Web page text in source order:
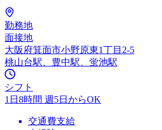
勤務地
面接地
大阪府箕面市小野原東1丁目2-5
桃山台駅、豊中駅、蛍池駅
シフト
1日8時間 週5日からOK
交通費支給